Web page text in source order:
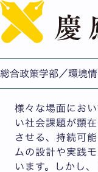
総合政策学部／環境
社会イノベータコー
コース概要
様々な場面にお
い社会課題が顕
させる、持続可
ムの設計や実践
います。しかし